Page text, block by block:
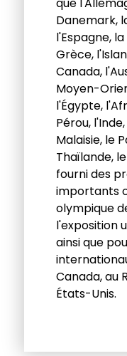
Danemark,
l'Espagne,
Grèce,
Canada,
Moyen-
l'Égypte,
Pérou,
Malaisie, le
Thaïlande,
fourni des
importants
olympique
l'exposition
ainsi que
Canada, au
États-Unis.